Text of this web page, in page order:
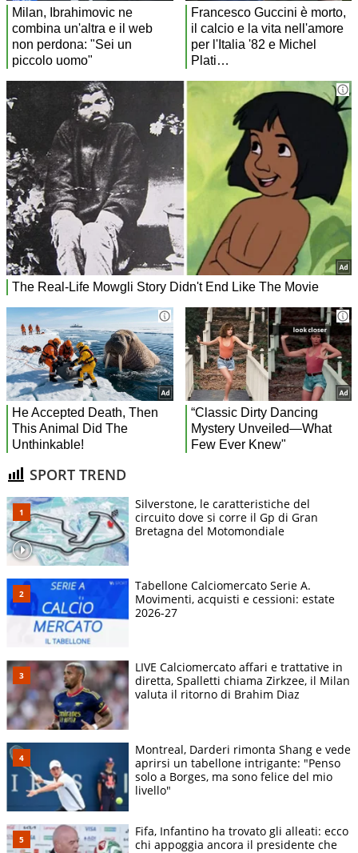
SPORT TREND
Silverstone, le caratteristiche del
circuito dove si corre il Gp di Gran
Bretagna del Motomondiale
Tabellone Calciomercato Serie A.
Movimenti, acquisti e cessioni: estate
2026-27
LIVE Calciomercato affari e trattative in
diretta, Spalletti chiama Zirkzee, il Milan
valuta il ritorno di Brahim Diaz
Montreal, Darderi rimonta Shang e vede
aprirsi un tabellone intrigante: "Penso
solo a Borges, ma sono felice del mio
livello"
Fifa, Infantino ha trovato gli alleati: ecco
chi appoggia ancora il presidente che